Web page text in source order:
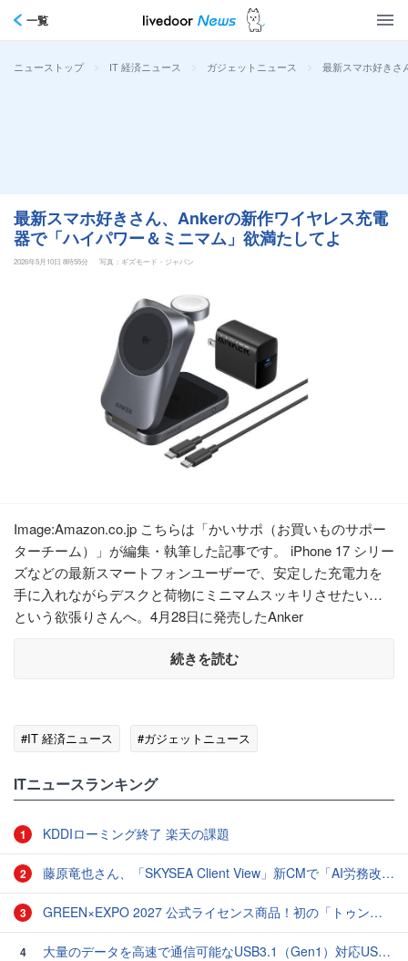
一覧
ニューストップ > IT 経済ニュース > ガジェットニュース > 最新スマホ好きさ
最新スマホ好きさん、Ankerの新作ワイヤレス充電
器で「ハイパワー＆ミニマム」欲満たしてよ
2026年5月10日 8時55分 写真：ギズモード・ジャパン
Image:Amazon.co.jp こちらは「かいサポ（お買いものサポー
ターチーム）」が編集・執筆した記事です。 iPhone 17 シリー
ズなどの最新スマートフォンユーザーで、安定した充電力を
手に入れながらデスクと荷物にミニマムスッキリさせたい…
という欲張りさんへ。4月28日に発売したAnker
続きを読む
#IT 経済ニュース #ガジェットニュース
ITニュースランキング
1 KDDIローミング終了 楽天の課題
2 藤原竜也さん、「SKYSEA Client View」新CMで「AI労務改善」をアピール 働き方をAIが分析したら「すぐに休んで」と言われる？
3 GREEN×EXPO 2027 公式ライセンス商品！初の「トゥンクトゥンク」公式LINEスタンプ、販売開始
4 大量のデータを高速で通信可能なUSB3.1（Gen1）対応USB TypeC - USB TypeAケーブル